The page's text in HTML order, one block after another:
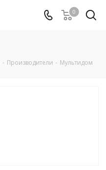
0
- Производители - Мультидом